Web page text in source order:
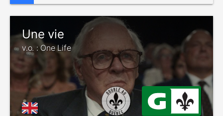
Une vie
v.o. : One Life